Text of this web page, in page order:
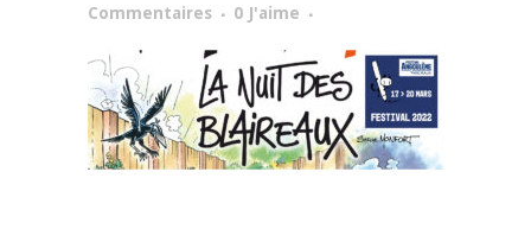
Commentaires
0 J'aime